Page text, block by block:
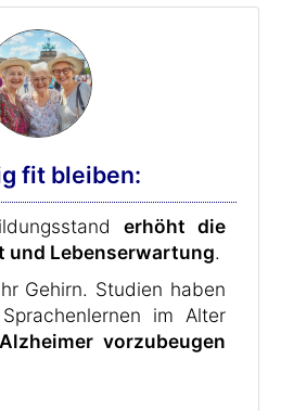
fit bleiben:
erhöht die
und Lebenserwartung.
Gehirn. Studien haben
im Alter
vorzubeugen